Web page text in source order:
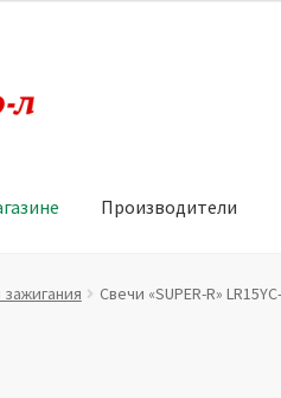
Производители
Политика в отношении
Свечи «SUPER-R»